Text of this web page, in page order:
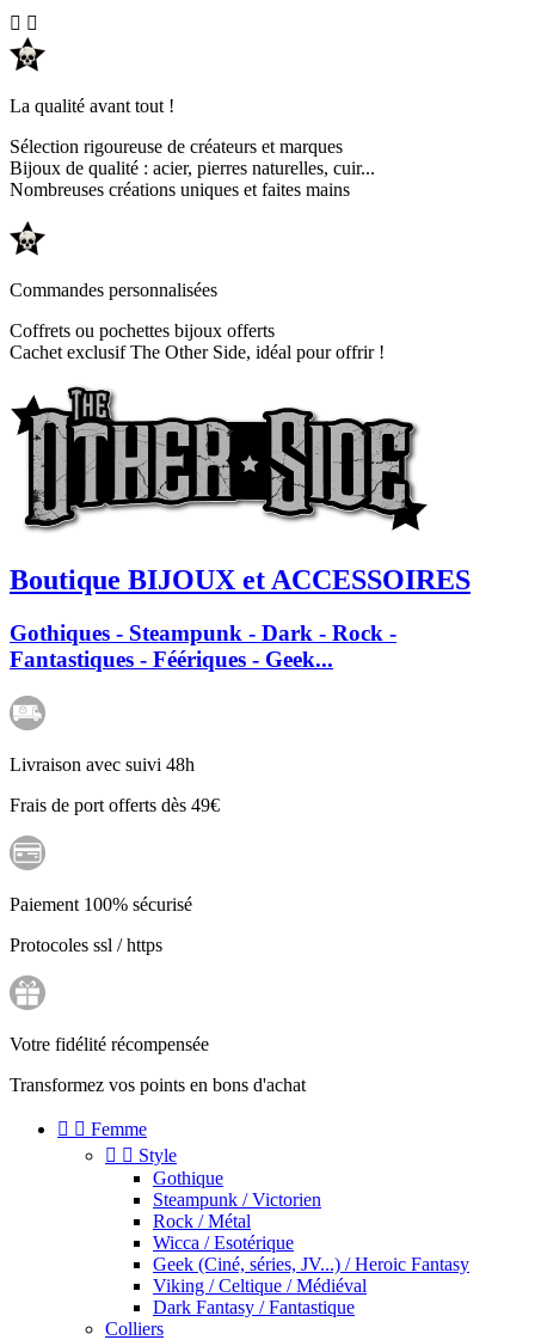
 
La qualité avant tout !
Sélection rigoureuse de créateurs et marques
Bijoux de qualité : acier, pierres naturelles, cuir...
Nombreuses créations uniques et faites mains
Commandes personnalisées
Coffrets ou pochettes bijoux offerts
Cachet exclusif The Other Side, idéal pour offrir !
Boutique BIJOUX et ACCESSOIRES
Gothiques - Steampunk - Dark - Rock -
Fantastiques - Féériques - Geek...
Livraison avec suivi 48h
Frais de port offerts dès 49€
Paiement 100% sécurisé
Protocoles ssl / https
Votre fidélité récompensée
Transformez vos points en bons d'achat
  Femme
  Style
Gothique
Steampunk / Victorien
Rock / Métal
Wicca / Esotérique
Geek (Ciné, séries, JV...) / Heroic Fantasy
Viking / Celtique / Médiéval
Dark Fantasy / Fantastique
Colliers